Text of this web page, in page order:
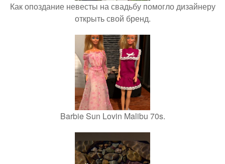
Как опоздание невесты на свадьбу помогло дизайнеру
открыть свой бренд.
Barbie Sun Lovin Malibu 70s.